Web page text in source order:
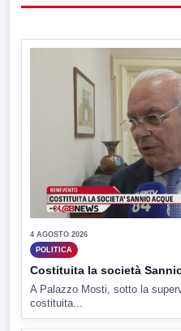
4 AGOSTO 2026
POLITICA
Costituita la società
A Palazzo Mosti, sotto la
costituita...